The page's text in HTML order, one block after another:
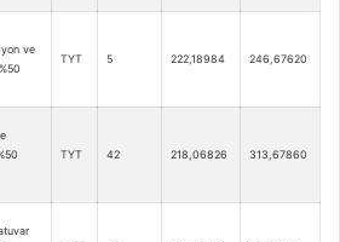
ve
TYT 5 222,18984 246,67620
TYT 42 218,06826 313,67860